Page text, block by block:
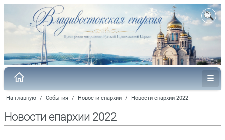
На главную / События / Новости епархии / Новости епархии 2022
Новости епархии 2022